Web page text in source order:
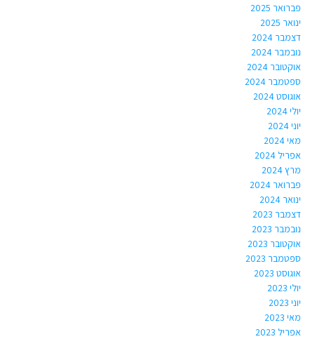
פברואר 2025
ינואר 2025
דצמבר 2024
נובמבר 2024
אוקטובר 2024
ספטמבר 2024
אוגוסט 2024
יולי 2024
יוני 2024
מאי 2024
אפריל 2024
מרץ 2024
פברואר 2024
ינואר 2024
דצמבר 2023
נובמבר 2023
אוקטובר 2023
ספטמבר 2023
אוגוסט 2023
יולי 2023
יוני 2023
מאי 2023
אפריל 2023